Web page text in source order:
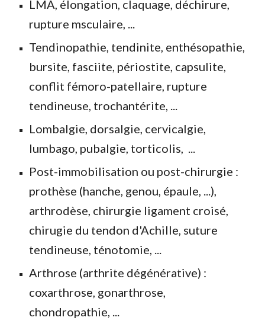
LMA, élongation, claquage, déchirure,
rupture msculaire, ...
Tendinopathie, tendinite, enthésopathie,
bursite, fasciite, périostite, capsulite,
conflit fémoro-patellaire, rupture
tendineuse, trochantérite, ...
Lombalgie, dorsalgie, cervicalgie,
lumbago, pubalgie, torticolis, ...
Post-immobilisation ou post-chirurgie :
prothèse (hanche, genou, épaule, ...),
arthrodèse, chirurgie ligament croisé,
chirugie du tendon d'Achille, suture
tendineuse, ténotomie, ...
Arthrose (arthrite dégénérative) :
coxarthrose, gonarthrose,
chondropathie, ...